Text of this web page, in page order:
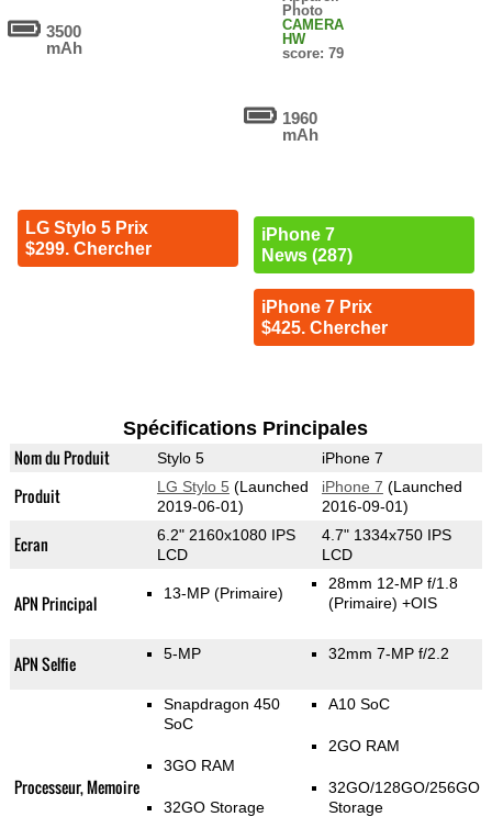
3500
mAh
LG Stylo 5 Prix
$299. Chercher
Photo
CAMERA
HW
score: 79
1960
mAh
iPhone 7
News (287)
iPhone 7 Prix
$425. Chercher
Spécifications Principales
Nom du Produit Stylo 5 iPhone 7
Produit LG Stylo 5 (Launched
2019-06-01)
iPhone 7 (Launched
2016-09-01)
Ecran
6.2" 2160x1080 IPS
LCD
4.7" 1334x750 IPS
LCD
APN Principal 13-MP (Primaire)
28mm 12-MP f/1.8
(Primaire) +OIS
APN Selfie 5-MP 32mm 7-MP f/2.2
Processeur, Memoire
Snapdragon 450
SoC
3GO RAM
32GO Storage
A10 SoC
2GO RAM
32GO/128GO/256GO
Storage